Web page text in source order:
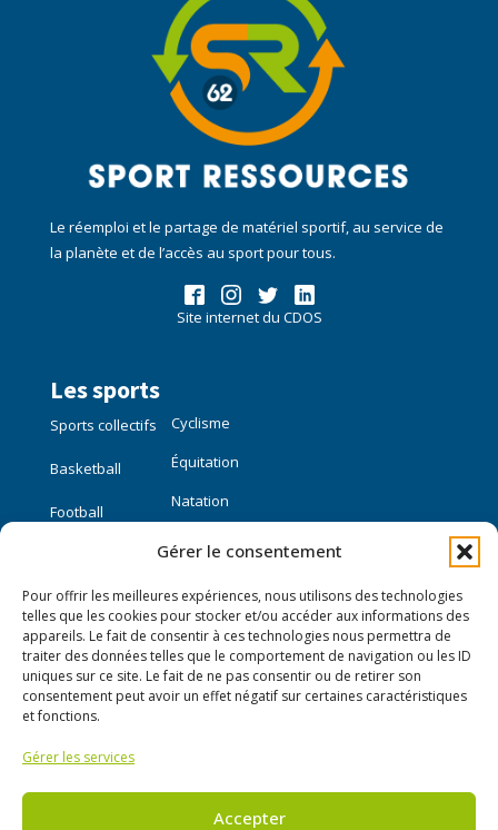
Gérer le consentement
Pour offrir les meilleures expériences, nous utilisons des technologies
telles que les cookies pour stocker et/ou accéder aux informations des
appareils. Le fait de consentir à ces technologies nous permettra de
traiter des données telles que le comportement de navigation ou les ID
uniques sur ce site. Le fait de ne pas consentir ou de retirer son
consentement peut avoir un effet négatif sur certaines caractéristiques
et fonctions.
Gérer les services
Accepter
Le réemploi et le partage de matériel sportif, au service de
la planète et de l’accès au sport pour tous.
Site internet du CDOS
Les sports
Sports collectifs
Basketball
Football
Sports individuels
Course à pied
Cyclisme
Équitation
Natation
Liens utiles
Mon compte
Nous contacter